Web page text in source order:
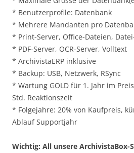
* Benutzerprofile: Datenbank
* Mehrere Mandanten pro
* Print-Server, Office-Dateien,
* PDF-Server, OCR-Server, Volltext
* ArchivistaERP inklusive
* Backup: USB, Netzwerk, RSync
* Wartung GOLD für 1. Jahr im
Std. Reaktionszeit
* Folgejahre: 20% von Kaufpreis,
Ablauf Supportjahr
Wichtig: All unsere ArchivistaBox-